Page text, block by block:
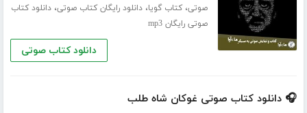
صوتی،کتاب گویا،دانلود رایگان کتاب صوتی،دانلود کتاب
صوتی رایگان mp3
دانلود کتاب صوتی
🎧 دانلود کتاب صوتی غوکان شاه طلب